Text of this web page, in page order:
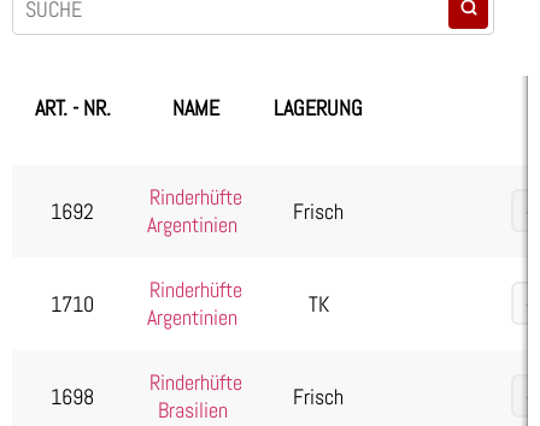
Convenience
Fleisch
Kuchen & Desserts
Seafood, Fisch & Meeresfrüchte
Wurst & Schinken
ART. - NR. NAME LAGERUNG
1692
Rinderhüfte
Argentinien
Frisch
1710
Rinderhüfte
Argentinien
TK
1698
Rinderhüfte
Brasilien
Frisch